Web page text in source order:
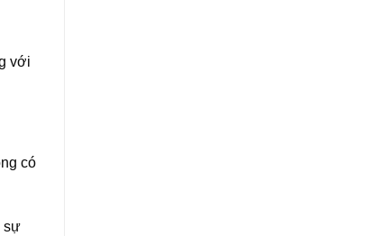
với
có
sự